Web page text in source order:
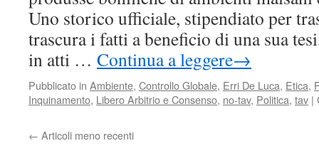
Uno storico ufficiale, stipendiato per
trascura i fatti a beneficio di una sua
in atti … Continua a leggere→
Pubblicato in Ambiente, Controllo Globale, Erri De Luca, Etica,
Inquinamento, Libero Arbitrio e Consenso, no-tav, Politica, tav |
← Articoli meno recenti